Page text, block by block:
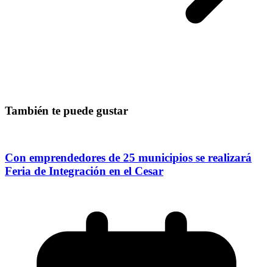
También te puede gustar
Con emprendedores de 25 municipios se realizará
Feria de Integración en el Cesar